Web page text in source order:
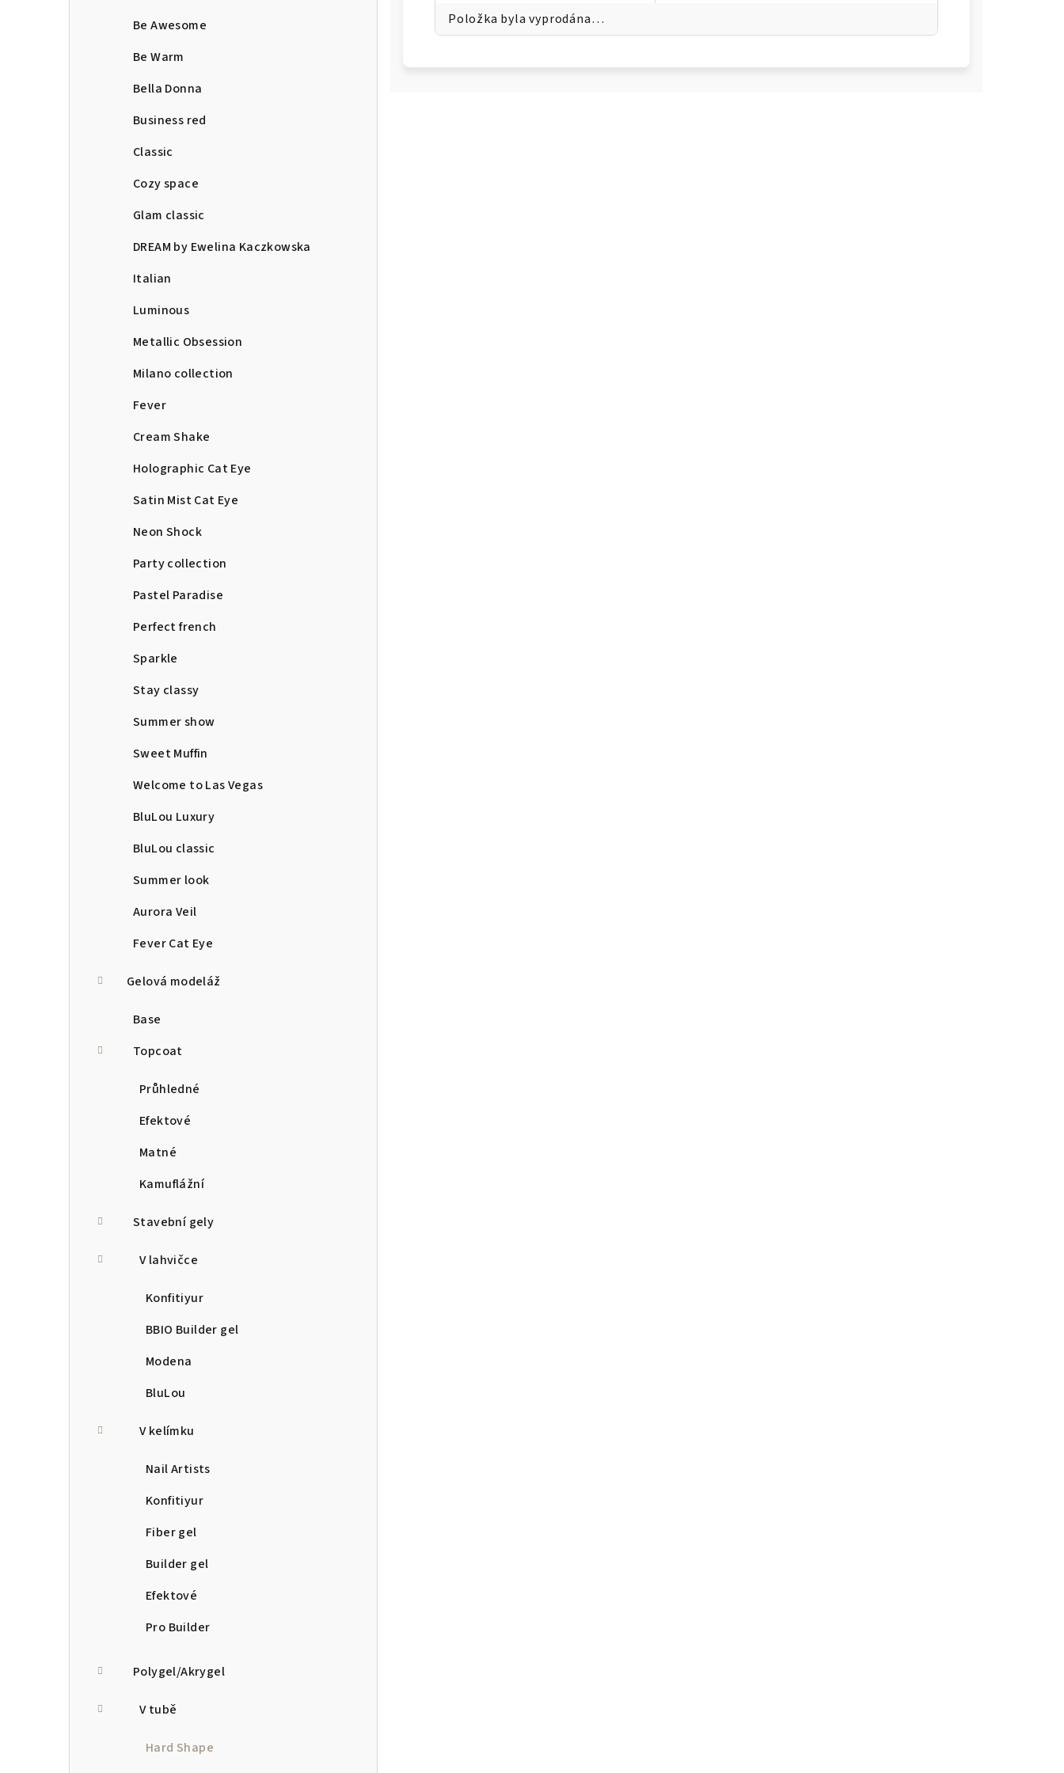
Be Awesome
Be Warm
Bella Donna
Business red
Classic
Cozy space
Glam classic
DREAM by Ewelina Kaczkowska
Italian
Luminous
Metallic Obsession
Milano collection
Fever
Cream Shake
Holographic Cat Eye
Satin Mist Cat Eye
Neon Shock
Party collection
Pastel Paradise
Perfect french
Sparkle
Stay classy
Summer show
Sweet Muffin
Welcome to Las Vegas
BluLou Luxury
BluLou classic
Summer look
Aurora Veil
Fever Cat Eye
Gelová modeláž
Base
Topcoat
Průhledné
Efektové
Matné
Kamuflážní
Stavební gely
V lahvičce
Konfitiyur
BBIO Builder gel
Modena
BluLou
V kelímku
Nail Artists
Konfitiyur
Fiber gel
Builder gel
Efektové
Pro Builder
Polygel/Akrygel
V tubě
Hard Shape
Položka byla vyprodána…